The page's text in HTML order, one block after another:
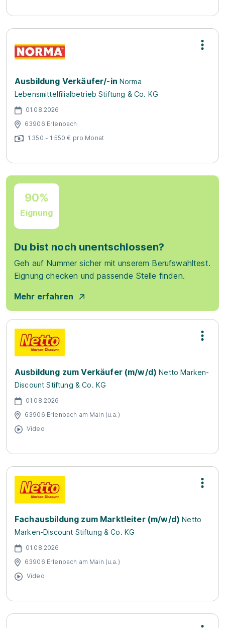
Ausbildung Verkäufer/-in Norma
Lebensmittelfilialbetrieb Stiftung & Co. KG
01.08.2026
63906 Erlenbach
1.350 - 1.550 € pro Monat
90%
Eignung
Du bist noch unentschlossen?
Geh auf Nummer sicher mit unserem Berufswahltest.
Eignung checken und passende Stelle finden.
Mehr erfahren
Ausbildung zum Verkäufer (m/w/d) Netto Marken-
Discount Stiftung & Co. KG
01.08.2026
63906 Erlenbach am Main (u.a.)
Video
Fachausbildung zum Marktleiter (m/w/d) Netto
Marken-Discount Stiftung & Co. KG
01.08.2026
63906 Erlenbach am Main (u.a.)
Video